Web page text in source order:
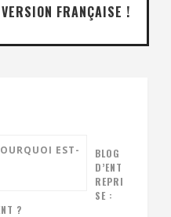
FRANÇAISE !
BLOG
D’ENT
REPRI
SE :
?